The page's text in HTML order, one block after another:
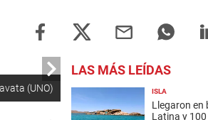
(UNO)
LAS MÁS LEÍDAS
ISLA
Llegaron en
Latina y